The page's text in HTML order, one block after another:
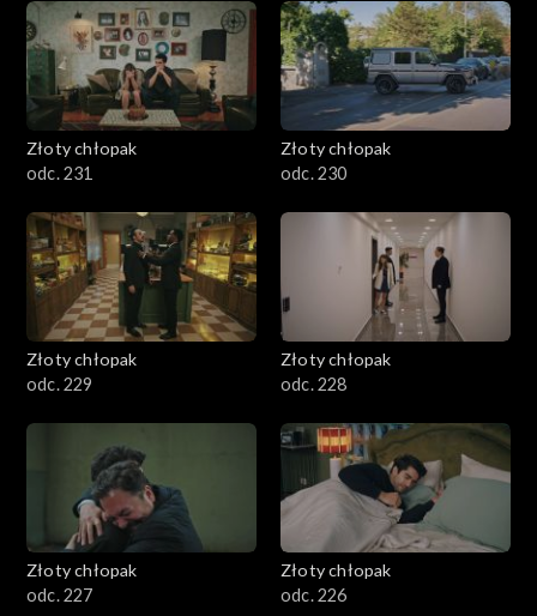
Złoty chłopak
odc. 231
Złoty chłopak
odc. 230
Złoty chłopak
odc. 229
Złoty chłopak
odc. 228
Złoty chłopak
odc. 227
Złoty chłopak
odc. 226